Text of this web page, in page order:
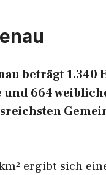
beträgt 1.340
664
ergibt sich